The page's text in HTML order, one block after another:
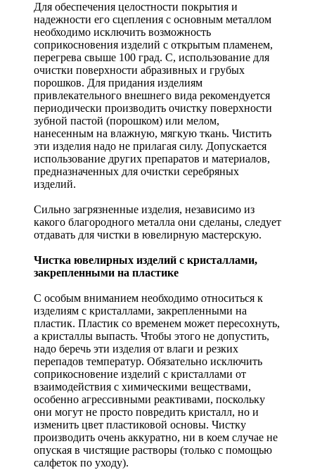
Для обеспечения целостности покрытия и
надежности его сцепления с основным металлом
необходимо исключить возможность
соприкосновения изделий с открытым пламенем,
перегрева свыше 100 град. С, использование для
очистки поверхности абразивных и грубых
порошков. Для придания изделиям
привлекательного внешнего вида рекомендуется
периодически производить очистку поверхности
зубной пастой (порошком) или мелом,
нанесенным на влажную, мягкую ткань. Чистить
эти изделия надо не прилагая силу. Допускается
использование других препаратов и материалов,
предназначенных для очистки серебряных
изделий.
Сильно загрязненные изделия, независимо из
какого благородного металла они сделаны, следует
отдавать для чистки в ювелирную мастерскую.
Чистка ювелирных изделий с кристаллами,
закрепленными на пластике
С особым вниманием необходимо относиться к
изделиям с кристаллами, закрепленными на
пластик. Пластик со временем может пересохнуть,
а кристаллы выпасть. Чтобы этого не допустить,
надо беречь эти изделия от влаги и резких
перепадов температур. Обязательно исключить
соприкосновение изделий с кристаллами от
взаимодействия с химическими веществами,
особенно агрессивными реактивами, поскольку
они могут не просто повредить кристалл, но и
изменить цвет пластиковой основы. Чистку
производить очень аккуратно, ни в коем случае не
опуская в чистящие растворы (только с помощью
салфеток по уходу).